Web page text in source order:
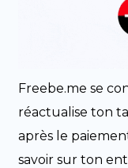
Freebe.me se
réactualise ton
après le
savoir sur ton